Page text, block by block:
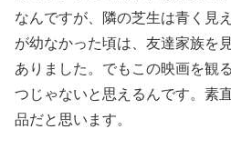
なんですが、隣の芝生は青く見
が幼なかった頃は、友達家族を
ありました。でもこの映画を観
つじゃないと思えるんです。素
品だと思います。